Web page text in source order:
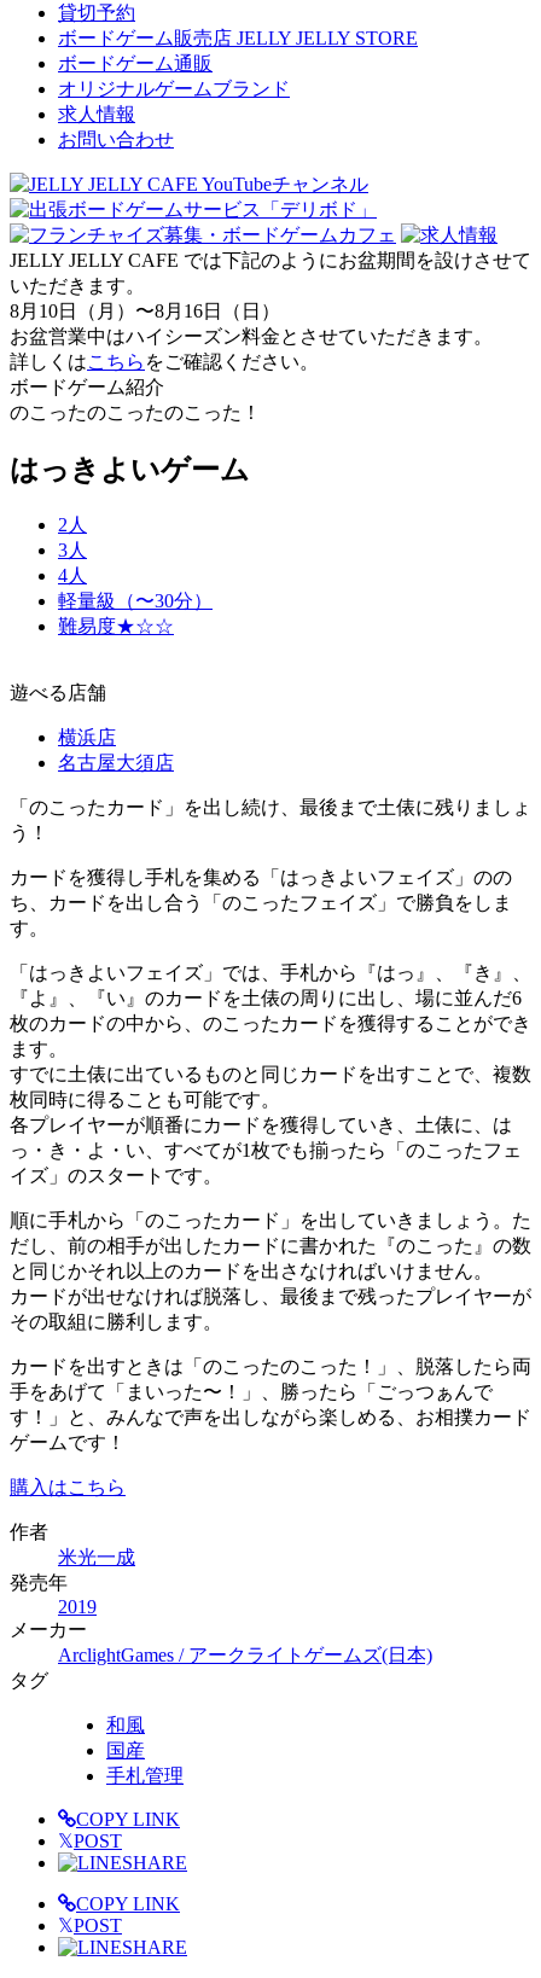
貸切予約
ボードゲーム販売店 JELLY JELLY STORE
ボードゲーム通販
オリジナルゲームブランド
求人情報
お問い合わせ
JELLY JELLY CAFE では下記のようにお盆期間を設けさせて
いただきます。
8月10日（月）〜8月16日（日）
お盆営業中はハイシーズン料金とさせていただきます。
詳しくはこちら をご確認ください。
ボードゲーム紹介
のこったのこったのこった！
はっきよいゲーム
2人
3人
4人
軽量級（〜30分）
難易度★☆☆
遊べる店舗
横浜店
名古屋大須店
「のこったカード」を出し続け、最後まで土俵に残りましょ
う！
カードを獲得し手札を集める「はっきよいフェイズ」のの
ち、カードを出し合う「のこったフェイズ」で勝負をしま
す。
「はっきよいフェイズ」では、手札から『はっ』、『き』、
『よ』、『い』のカードを土俵の周りに出し、場に並んだ6
枚のカードの中から、のこったカードを獲得することができ
ます。
すでに土俵に出ているものと同じカードを出すことで、複数
枚同時に得ることも可能です。
各プレイヤーが順番にカードを獲得していき、土俵に、は
っ・き・よ・い、すべてが1枚でも揃ったら「のこったフェ
イズ」のスタートです。
順に手札から「のこったカード」を出していきましょう。た
だし、前の相手が出したカードに書かれた『のこった』の数
と同じかそれ以上のカードを出さなければいけません。
カードが出せなければ脱落し、最後まで残ったプレイヤーが
その取組に勝利します。
カードを出すときは「のこったのこった！」、脱落したら両
手をあげて「まいった〜！」、勝ったら「ごっつぁんで
す！」と、みんなで声を出しながら楽しめる、お相撲カード
ゲームです！
購入はこちら
作者
米光一成
発売年
2019
メーカー
ArclightGames / アークライトゲームズ(日本)
タグ
和風
国産
手札管理
COPY LINK
𝕏POST
SHARE
COPY LINK
𝕏POST
SHARE